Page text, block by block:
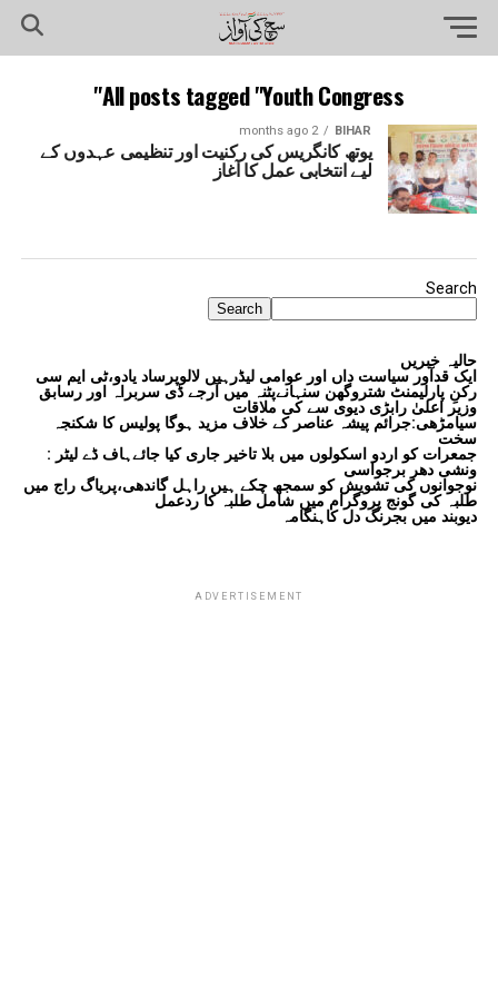
All posts tagged "Youth Congress"
BIHAR
2 months ago
یوتھ کانگریس کی رکنیت اور تنظیمی عہدوں کے
لیے انتخابی عمل کا آغاز
Search
Search
حالیہ خبریں
ایک قدآور سیاست داں اور عوامی لیڈرہیں لالوپرساد یادو،ٹی ایم سی
رکنِ پارلیمنٹ شتروگھن سنہانےپٹنہ میں آرجے ڈی سربراہ اور رسابق
وزیر اعلیٰ رابڑی دیوی سے کی ملاقات
سیامڑھی:جرائم پیشہ عناصر کے خلاف مزید ہوگا پولیس کا شکنجہ
سخت
جمعرات کو اردو اسکولوں میں بلا تاخیر جاری کیا جائےہاف ڈے لیٹر :
ونشی دھر برجواسی
نوجوانوں کی تشویش کو سمجھ چکے ہیں راہل گاندھی،پریاگ راج میں
طلبہ کی گونج پروگرام میں شامل طلبہ کا ردعمل
دیوبند میں بجرنگ دل کاہنگامہ
ADVERTISEMENT